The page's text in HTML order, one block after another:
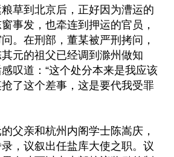
草到北京后，正好因为漕运的
事发，也牵连到押运的官员，
。在刑部，董某被严刑拷问，
元的祖父已经调到滁州做知
叹道：“这个处分本来是我应该
了这个差事，这是要代我受罪
父亲和杭州内阁学士陈嵩庆，
，议叙出任盐库大使之职。议